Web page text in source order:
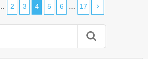
2 3 4 5 6 17